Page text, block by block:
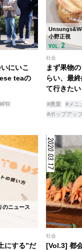
にいこ
teaの
#PR
小野正視
VOL. 2
社会
まず果物
らい、最
て行きたい
#農業
#メニ
#ポップアッ
のニュース
にする”だ
2020.03.17
社会
[Vol.3] 都